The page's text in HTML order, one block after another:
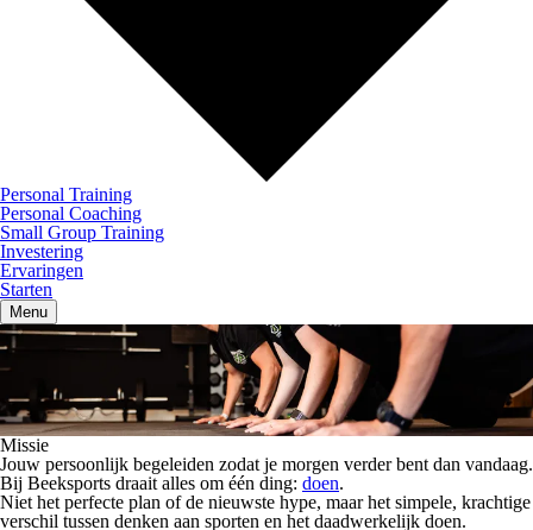
Personal Training
Personal Coaching
Small Group Training
Investering
Ervaringen
Starten
Menu
Missie
Jouw persoonlijk begeleiden zodat je morgen verder bent dan vandaag.
Bij Beeksports draait alles om één ding: doen.
Niet het perfecte plan of de nieuwste hype, maar het simpele, krachtige
verschil tussen denken aan sporten en het daadwerkelijk doen.